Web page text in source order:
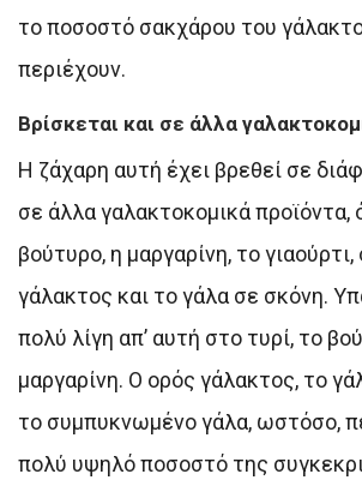
το ποσοστό σακχάρου του
περιέχουν.
Βρίσκεται και σε άλλα
Η ζάχαρη αυτή έχει βρεθεί σε
σε άλλα γαλακτοκομικά προϊόντα,
βούτυρο, η μαργαρίνη, το γιαούρτι,
γάλακτος και το γάλα σε σκόνη.
πολύ λίγη απ’ αυτή στο τυρί, το
μαργαρίνη. Ο ορός γάλακτος, το
το συμπυκνωμένο γάλα, ωστόσο,
πολύ υψηλό ποσοστό της